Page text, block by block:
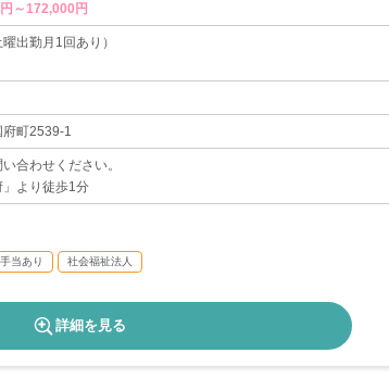
～172,000円
出勤月1回あり）
府町2539-1
合わせください。
より徒歩1分
当あり 社会福祉法人
詳細を見る